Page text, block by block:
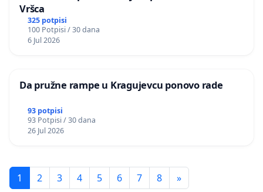
Vršca
325 potpisi
100 Potpisi / 30 dana
6 Jul 2026
Da pružne rampe u Kragujevcu ponovo rade
93 potpisi
93 Potpisi / 30 dana
26 Jul 2026
1 2 3 4 5 6 7 8 »